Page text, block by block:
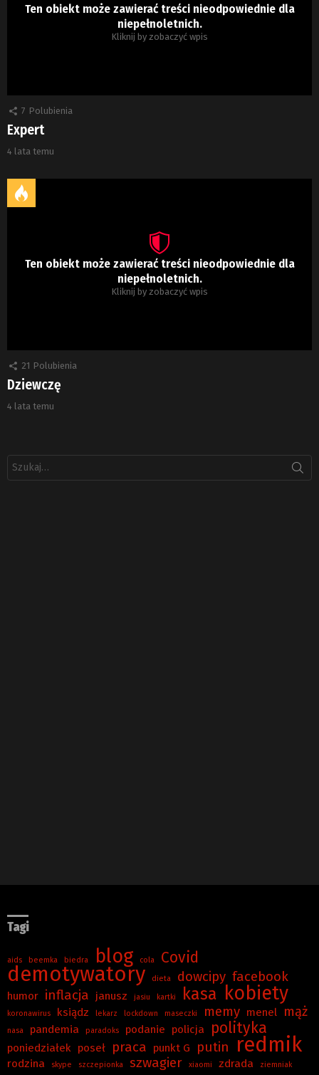
Ten obiekt może zawierać treści nieodpowiednie dla
niepełnoletnich.
Kliknij by zobaczyć wpis
7 Polubienia
Expert
4 lata temu
Ten obiekt może zawierać treści nieodpowiednie dla
niepełnoletnich.
Kliknij by zobaczyć wpis
21 Polubienia
Dziewczę
4 lata temu
Tagi
aids beemka biedra blog cola Covid
demotywatory dieta dowcipy facebook
humor inflacja janusz jasiu kartki kasa kobiety
koronawirus ksiądz lekarz lockdown maseczki memy menel mąż
nasa pandemia paradoks podanie policja polityka
poniedziałek poseł praca punkt G putin redmik
rodzina skype szczepionka szwagier xiaomi zdrada
ziemniak